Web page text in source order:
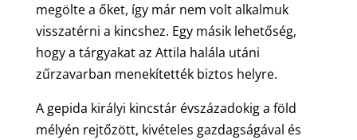
megölte a őket, így már nem volt alkalmuk
visszatérni a kincshez. Egy másik lehetőség,
hogy a tárgyakat az Attila halála utáni
zűrzavarban menekítették biztos helyre.
A gepida királyi kincstár évszázadokig a föld
mélyén rejtőzött, kivételes gazdagságával és